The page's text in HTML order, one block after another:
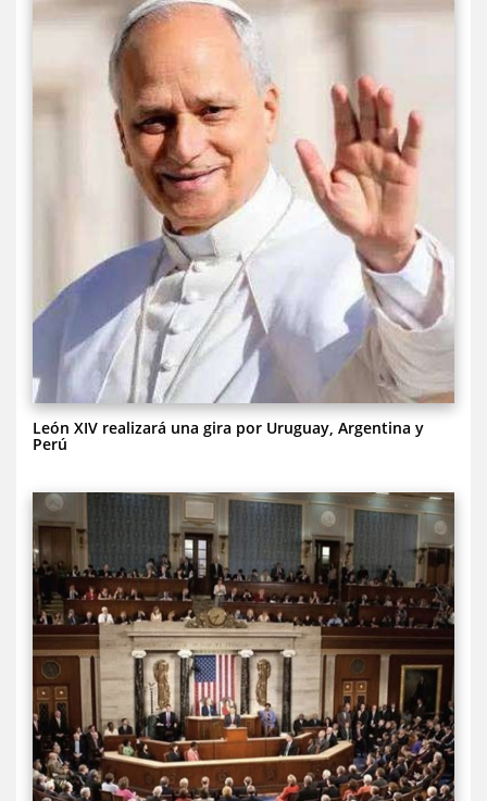
León XIV realizará una gira por Uruguay, Argentina y
Perú